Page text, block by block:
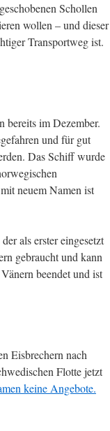
Schollen
wollen – und dieser
Transportweg ist.
bereits im Dezember.
und für gut
Das Schiff wurde
neuem Namen ist
als erster eingesetzt
gebraucht und kann
beendet und ist
Eisbrechern nach
Flotte jetzt
keine Angebote.